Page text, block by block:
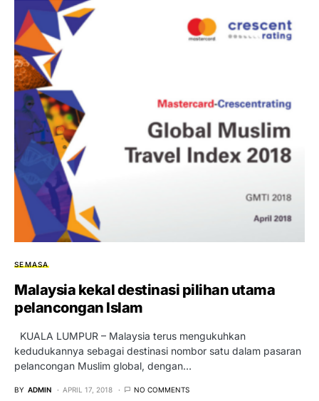
SEMASA
Malaysia kekal destinasi pilihan utama
pelancongan Islam
KUALA LUMPUR – Malaysia terus mengukuhkan
kedudukannya sebagai destinasi nombor satu dalam pasaran
pelancongan Muslim global, dengan…
BY ADMIN APRIL 17, 2018 NO COMMENTS